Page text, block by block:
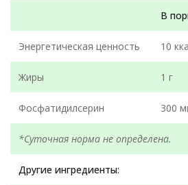
В
Энергетическая ценность 10
Жиры 1 г
Фосфатидилсерин 300
*Суточная норма не определена.
Другие ингредиенты: